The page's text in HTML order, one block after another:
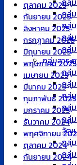
กลุ่ม
กลุ่
กลุ่ม
กลุ่
กลุ่มสาระ
กลุ่ม
กลุ่
กลุ่ม
กลุ่ม
กลุ่ม
วัฒ
กลุ่ม
กลุ่
ตุลาคม 2025
กันยายน 2025
สิงหาคม 2025
กรกฎาคม 2025
มิถุนายน 2025
พฤษภาคม 2025
เมษายน 2025
มีนาคม 2025
กุมภาพันธ์ 2025
มกราคม 2025
ธันวาคม 2024
พฤศจิกายน
ตุลาคม 2024
กันยายน 2024